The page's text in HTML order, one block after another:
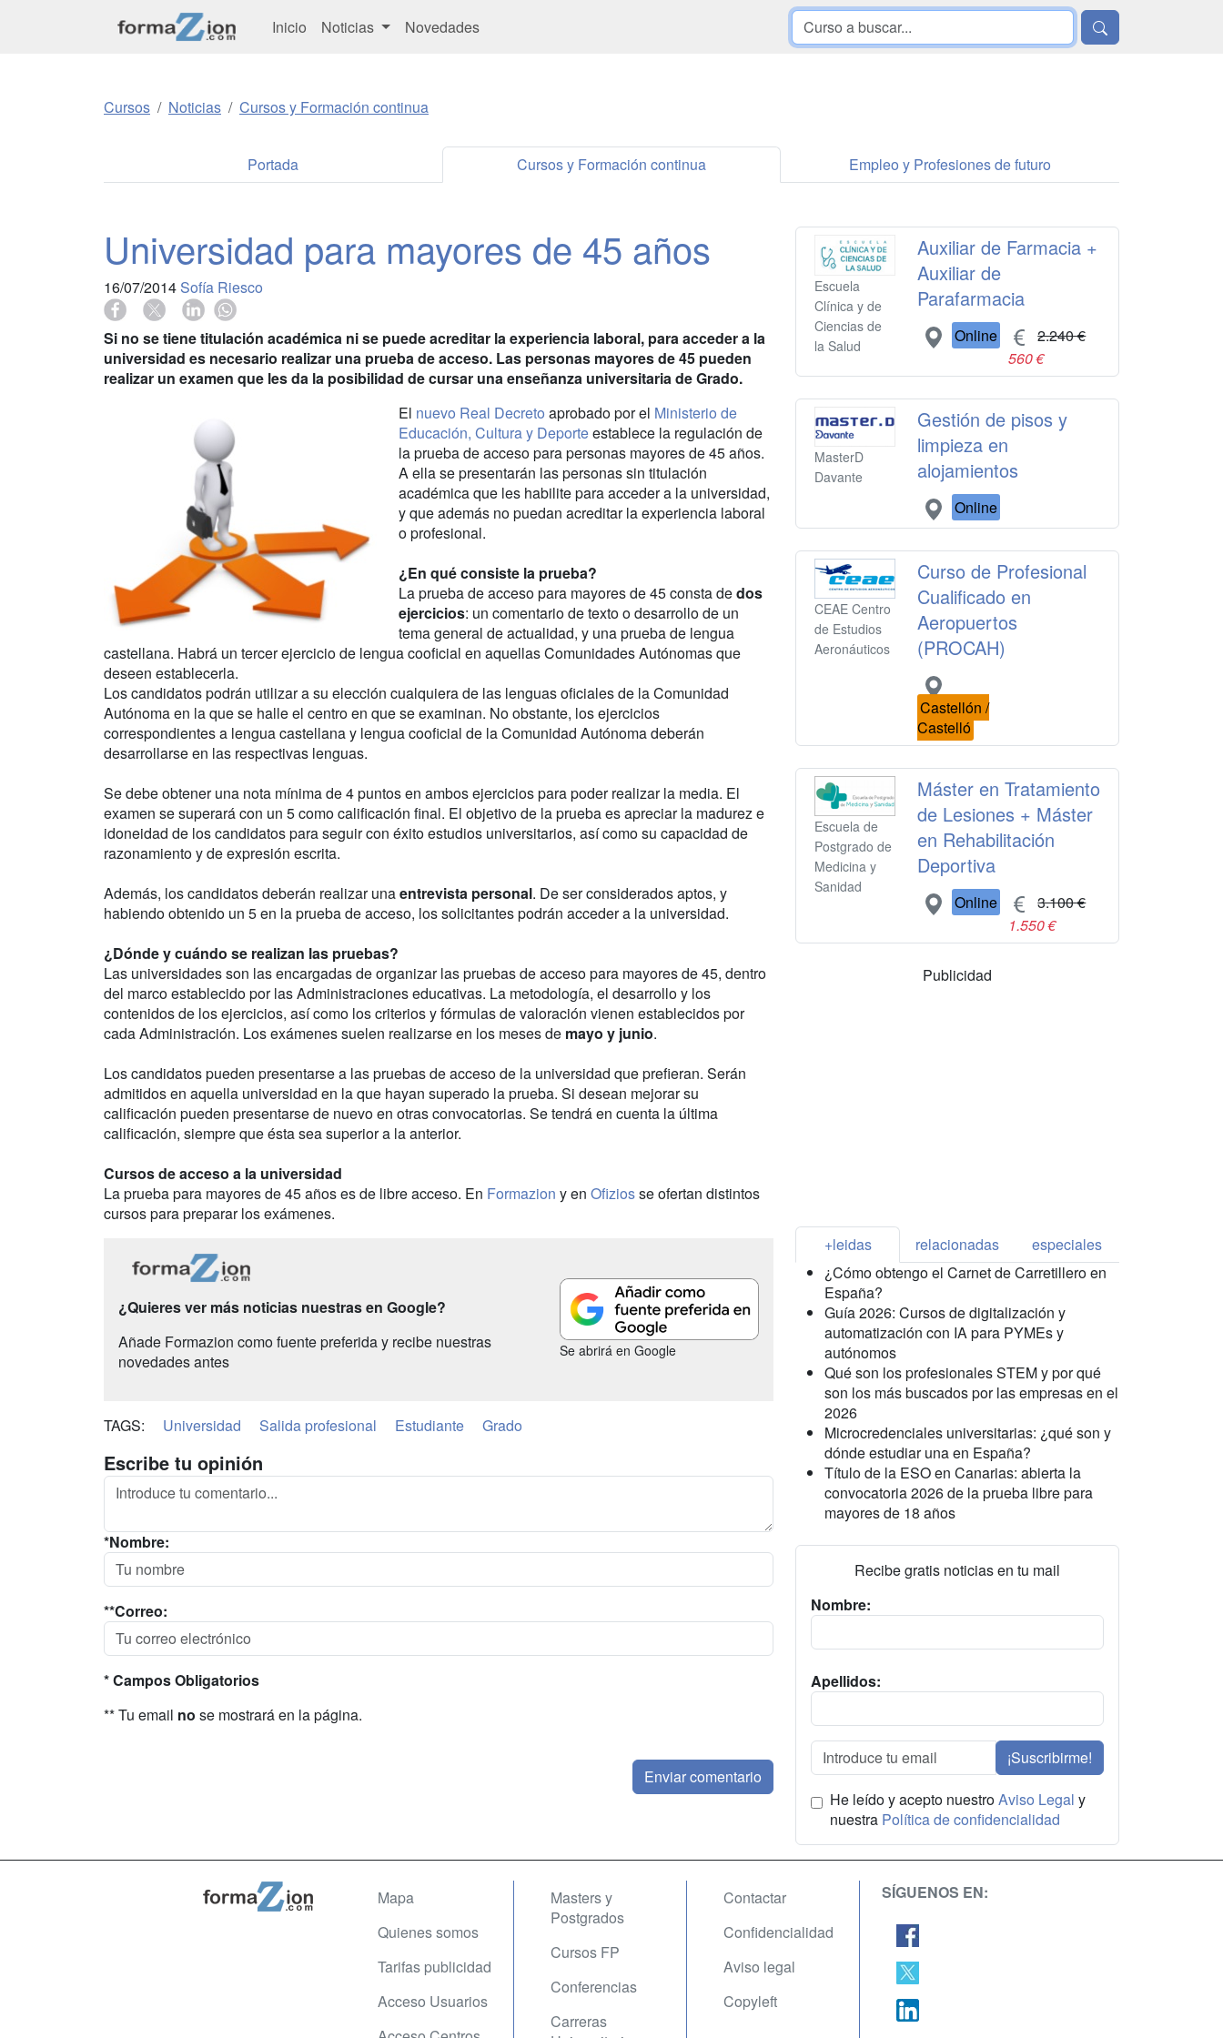
Inicio Noticias Novedades
Cursos Noticias Cursos y Formación continua
Portada Cursos y Formación continua Empleo y Profesiones de futuro
Universidad para mayores de 45 años
16/07/2014 Sofía Riesco
Si no se tiene titulación académica ni se puede acreditar la experiencia laboral, para acceder a la
universidad es necesario realizar una prueba de acceso. Las personas mayores de 45 pueden
realizar un examen que les da la posibilidad de cursar una enseñanza universitaria de Grado.
El nuevo Real Decreto aprobado por el Ministerio de
Educación, Cultura y Deporteestablece la regulación de
la prueba de acceso para personas mayores de 45 años.
A ella se presentarán las personas sin titulación
académica que les habilite para acceder a la universidad,
y que además no puedan acreditar la experiencia laboral
o profesional.
¿En qué consiste la prueba?
La prueba de acceso para mayores de 45 consta dedos
ejercicios: un comentario de texto o desarrollo de un
tema general de actualidad, y una prueba de lengua
castellana. Habrá un tercer ejercicio de lengua cooficial en aquellas Comunidades Autónomas que
deseen establecerla.
Los candidatos podrán utilizar a su elección cualquiera de las lenguas oficiales de la Comunidad
Autónoma en la que se halle el centro en que se examinan. No obstante, los ejercicios
correspondientes a lengua castellana y lengua cooficial de la Comunidad Autónoma deberán
desarrollarse en las respectivas lenguas.
Se debe obtener una nota mínima de 4 puntos en ambos ejercicios para poder realizar la media. El
examen se superará con un 5 como calificación final. El objetivo de la prueba es apreciar la madurez e
idoneidad de los candidatos para seguir con éxito estudios universitarios, así como su capacidad de
razonamiento y de expresión escrita.
Además, los candidatos deberán realizar unaentrevista personal. De ser considerados aptos, y
habiendo obtenido un 5 en la prueba de acceso, los solicitantes podrán acceder a la universidad.
¿Dónde y cuándo se realizan las pruebas?
Las universidades son las encargadas de organizar las pruebas de acceso para mayores de 45, dentro
del marco establecido por las Administraciones educativas. La metodología, el desarrollo y los
contenidos de los ejercicios, así como los criterios y fórmulas de valoración vienen establecidos por
cada Administración. Los exámenes suelen realizarse en los meses de mayo y junio.
Los candidatos pueden presentarse a las pruebas de acceso de la universidad que prefieran. Serán
admitidos en aquella universidad en la que hayan superado la prueba. Si desean mejorar su
calificación pueden presentarse de nuevo en otras convocatorias. Se tendrá en cuenta la última
calificación, siempre que ésta sea superior a la anterior.
Cursos de acceso a la universidad
La prueba para mayores de 45 años es de libre acceso. En Formazion y en Ofiziosse ofertan distintos
cursos para preparar los exámenes.
¿Quieres ver más noticias nuestras en Google?
Añade Formazion como fuente preferida y recibe nuestras
novedades antes
Se abrirá en Google
TAGS: Universidad Salida profesional Estudiante Grado
Escribe tu opinión
*Nombre:
**Correo:
* Campos Obligatorios
** Tu email no se mostrará en la página.
Escuela
Clínica y de
Ciencias de
la Salud
Auxiliar de Farmacia +
Auxiliar de
Parafarmacia
Online
2.240 €
560 €
MasterD
Davante
Gestión de pisos y
limpieza en
alojamientos
Online
CEAE Centro
de Estudios
Aeronáuticos
Curso de Profesional
Cualificado en
Aeropuertos
(PROCAH)
Castellón /
Castelló
Escuela de
Postgrado de
Medicina y
Sanidad
Máster en Tratamiento
de Lesiones + Máster
en Rehabilitación
Deportiva
Online
3.100 €
1.550 €
Publicidad
+leidas relacionadas
especiales
¿Cómo obtengo el Carnet de Carretillero en
España?
Guía 2026: Cursos de digitalización y
automatización con IA para PYMEs y
autónomos
Qué son los profesionales STEM y por qué
son los más buscados por las empresas en el
2026
Microcredenciales universitarias: ¿qué son y
dónde estudiar una en España?
Título de la ESO en Canarias: abierta la
convocatoria 2026 de la prueba libre para
mayores de 18 años
Recibe gratis noticias en tu mail
Nombre:
Apellidos:
¡Suscribirme!
He leído y acepto nuestroAviso Legal y
nuestra Política de confidencialidad
Mapa
Quienes somos
Tarifas publicidad
Acceso Usuarios
Masters y
Postgrados
Cursos FP
Conferencias
Carreras
Contactar
Confidencialidad
Aviso legal
Copyleft
SÍGUENOS EN: